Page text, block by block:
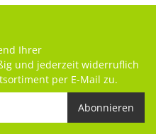
Ihrer
und jederzeit widerruflich
per E-Mail zu.
Abonnieren